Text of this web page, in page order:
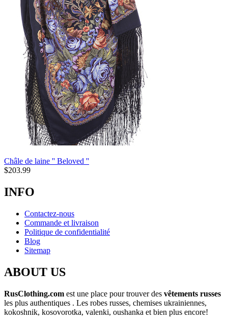
Châle de laine '' Beloved ''
$203.99
INFO
Contactez-nous
Commande et livraison
Politique de confidentialité
Blog
Sitemap
ABOUT US
RusClothing.com est une place pour trouver des vêtements russes
les plus authentiques . Les robes russes, chemises ukrainiennes,
kokoshnik, kosovorotka, valenki, oushanka et bien plus encore!